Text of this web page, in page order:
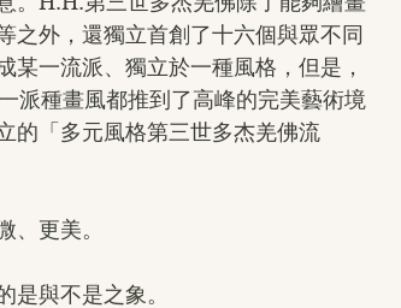
之外，還獨立首創了十六個與眾不同
一流派、獨立於一種風格，但是，
派種畫風都推到了高峰的完美藝術境
的「多元風格第三世多杰羌佛流
、更美。
是與不是之象。